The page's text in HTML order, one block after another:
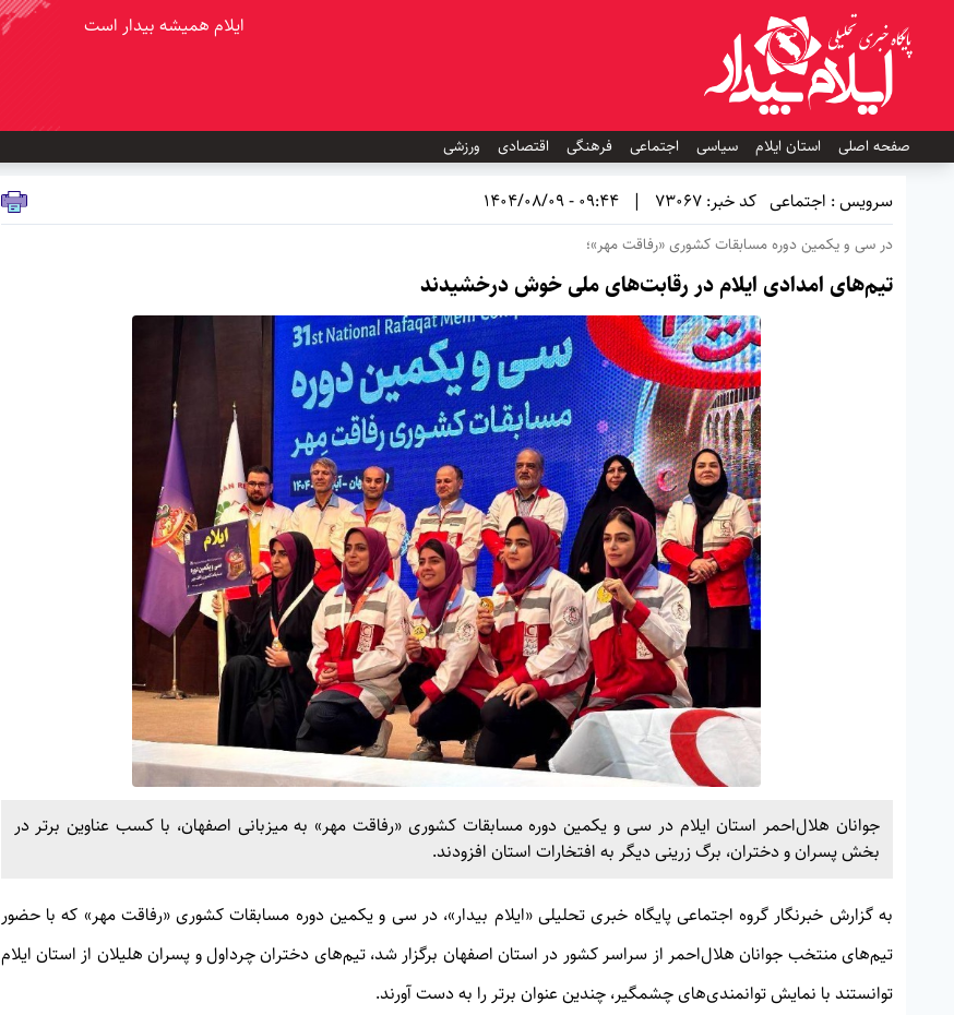
ایلام همیشه بیدار است
صفحه اصلی
استان ایلام سیاسی اجتماعی فرهنگی اقتصادی ورزشی
سرویس : اجتماعی کد خبر: 73067 |
09:44 - 1404/08/09
در سی و یکمین دوره مسابقات کشوری «رفاقت مهر»؛
تیم‌های امدادی ایلام در رقابت‌های ملی خوش درخشیدند
جوانان هلال‌احمر استان ایلام در سی و یکمین دوره مسابقات کشوری «رفاقت مهر» به میزبانی اصفهان، با کسب عناوین برتر در
بخش پسران و دختران، برگ زرینی دیگر به افتخارات استان افزودند.
به گزارش خبرنگار گروه اجتماعی پایگاه خبری تحلیلی «ایلام بیدار»، در سی و یکمین دوره مسابقات کشوری «رفاقت مهر» که با حضور
تیم‌های منتخب جوانان هلال‌احمر از سراسر کشور در استان اصفهان برگزار شد، تیم‌های دختران چرداول و پسران هلیلان از استان ایلام
توانستند با نمایش توانمندی‌های چشمگیر، چندین عنوان برتر را به دست آورند.